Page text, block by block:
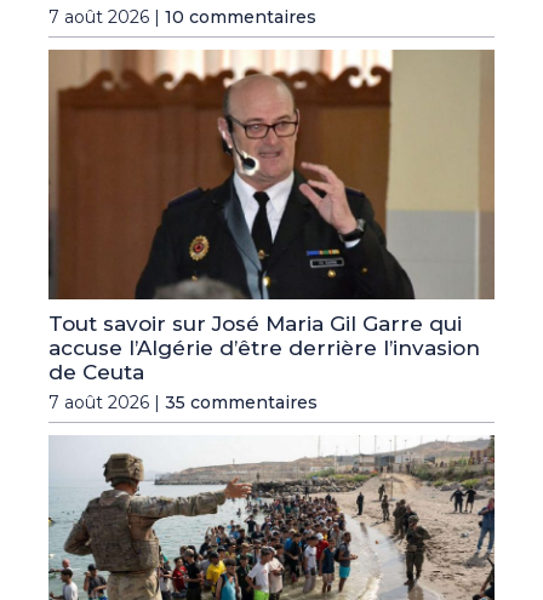
7 août 2026 | 10 commentaires
Tout savoir sur José Maria Gil Garre qui
accuse l’Algérie d’être derrière l’invasion
de Ceuta
7 août 2026 | 35 commentaires